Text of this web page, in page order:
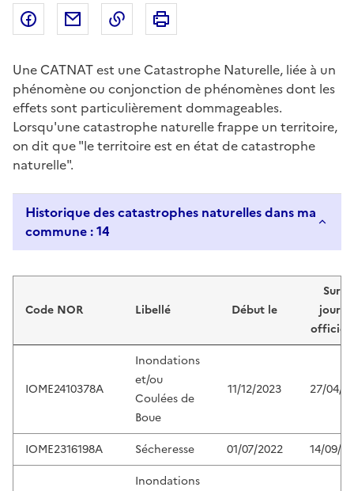
Partager sur Facebook
Partager par emailCopier dans le presse-papier
Une CATNAT est une Catastrophe Naturelle, liée à un
phénomène ou conjonction de phénomènes dont les
effets sont particulièrement dommageables.
Lorsqu'une catastrophe naturelle frappe un territoire,
on dit que "le territoire est en état de catastrophe
naturelle".
Historique des catastrophes naturelles dans ma
commune : 14
Code NOR Libellé Début le
Sur le
officiel
IOME2410378A
Inondations
et/ou
Coulées de
Boue
11/12/2023 27/04/
IOME2316198A Sécheresse 01/07/2022 14/09/
Inondations